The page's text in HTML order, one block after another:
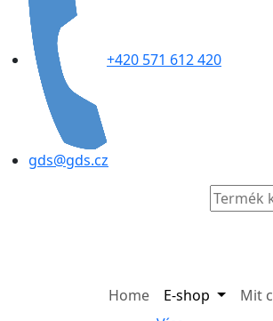
+420 571 612 420
gds@gds.cz
Home
E-shop
Mit